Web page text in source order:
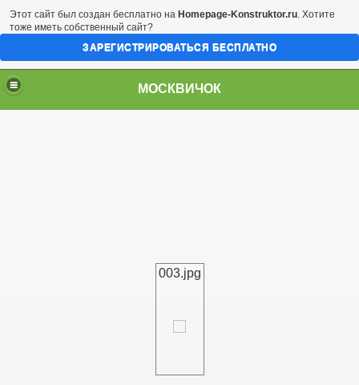
МОСКВИЧОК
003.jpg
Этот сайт был создан бесплатно на Homepage-Konstruktor.ru. Хотите
тоже иметь собственный сайт?
ЗАРЕГИСТРИРОВАТЬСЯ БЕСПЛАТНО